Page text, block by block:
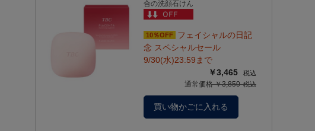
合の洗顔石けん
10％OFF
フェイシャルの日記
念 スペシャルセール
9/30(水)23:59まで
￥3,465
通常価格 ￥3,850
買い物かごに入れる